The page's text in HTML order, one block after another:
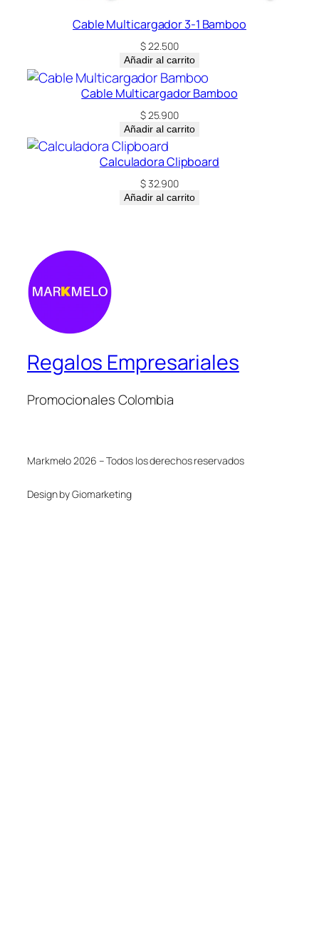
Cable Multicargador 3-1 Bamboo
$22.500
Añadir al carrito
Cable Multicargador Bamboo
$25.900
Añadir al carrito
Calculadora Clipboard
$32.900
Añadir al carrito
Regalos Empresariales
Promocionales Colombia
Markmelo 2026 – Todos los derechos reservados
Design by Giomarketing